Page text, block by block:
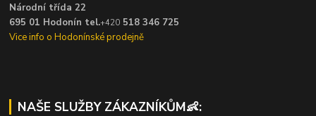
Národní třída 22
695 01 Hodonín tel.+420 518 346 725
Vice info o Hodonínské prodejně
NAŠE SLUŽBY ZÁKAZNÍKŮM👶: